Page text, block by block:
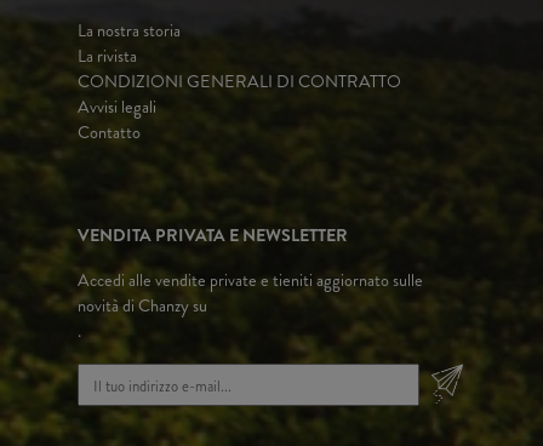
La nostra storia
La rivista
CONDIZIONI GENERALI DI CONTRATTO
Avvisi legali
Contatto
VENDITA PRIVATA E NEWSLETTER
Accedi alle vendite private e tieniti aggiornato sulle
novità di Chanzy su
.